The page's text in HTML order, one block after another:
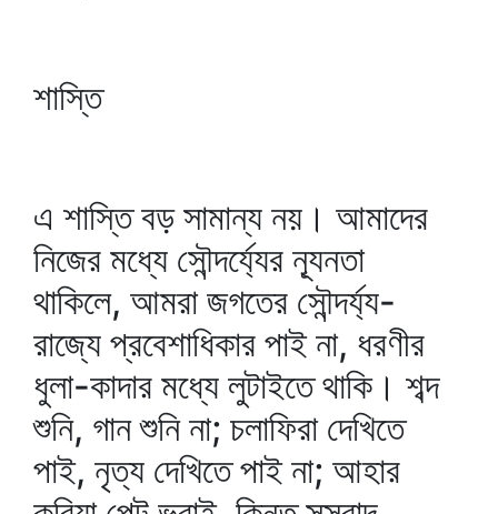
শাস্তি
এ শাস্তি বড় সামান্য নয়। আমাদের
নিজের মধ্যে সৌন্দর্য্যের ন্যূনতা
থাকিলে, আমরা জগতের সৌন্দর্য্য-
রাজ্যে প্রবেশাধিকার পাই না, ধরণীর
ধুলা-কাদার মধ্যে লুটাইতে থাকি। শব্দ
শুনি, গান শুনি না; চলাফিরা দেখিতে
পাই, নৃত্য দেখিতে পাই না; আহার